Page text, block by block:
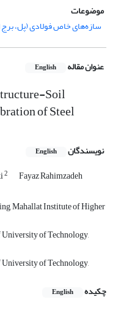
موضوعات
سازه‌های خاص فولادی (پل، برج
عنوان مقاله English
Soil
of Steel
نویسندگان English
2 Fayaz Rahimzadeh
Mahallat Institute of Higher
of Technology,
of Technology,
چکیده
English